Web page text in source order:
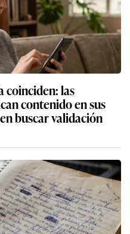
coinciden: las
contenido en sus
buscar validación